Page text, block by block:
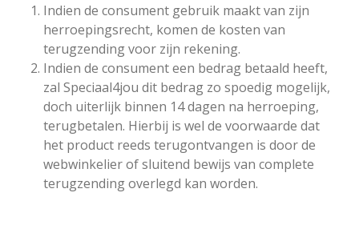
Indien de consument gebruik maakt van zijn
herroepingsrecht, komen de kosten van
terugzending voor zijn rekening.
Indien de consument een bedrag betaald heeft,
zal Speciaal4jou dit bedrag zo spoedig mogelijk,
doch uiterlijk binnen 14 dagen na herroeping,
terugbetalen. Hierbij is wel de voorwaarde dat
het product reeds terugontvangen is door de
webwinkelier of sluitend bewijs van complete
terugzending overlegd kan worden.